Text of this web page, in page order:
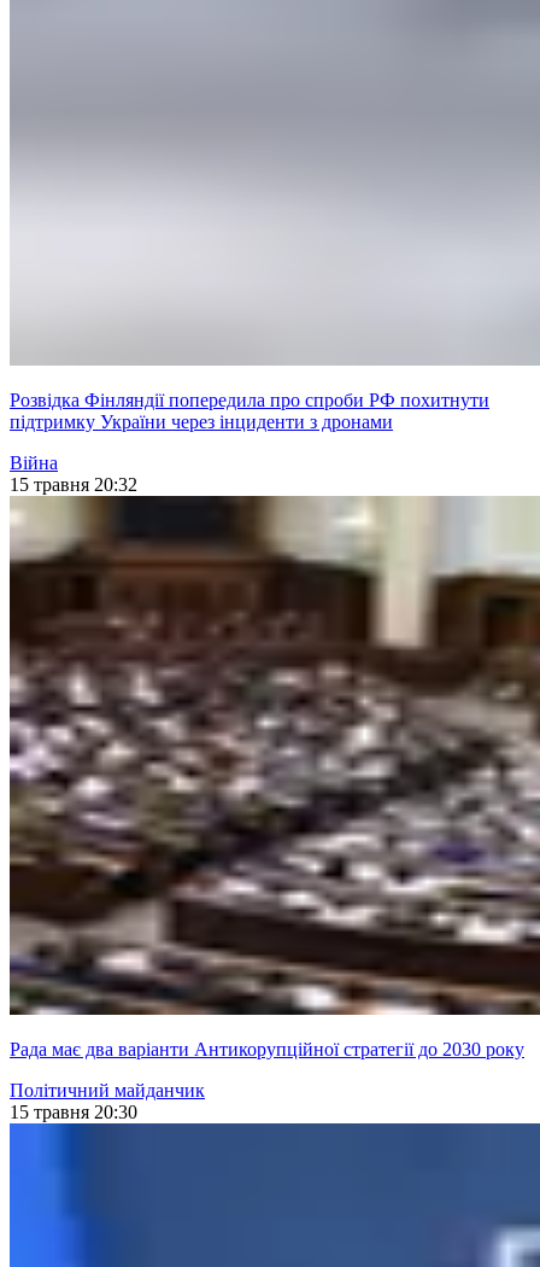
Розвідка Фінляндії попередила про спроби РФ похитнути
підтримку України через інциденти з дронами
Війна
15 травня 20:32
Рада має два варіанти Антикорупційної стратегії до 2030 року
Політичний майданчик
15 травня 20:30